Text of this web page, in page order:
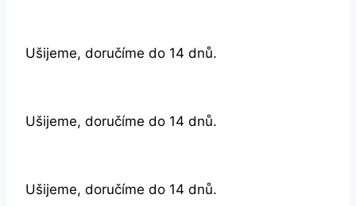
Ušijeme, doručíme do 14 dnů.
Ušijeme, doručíme do 14 dnů.
Ušijeme, doručíme do 14 dnů.